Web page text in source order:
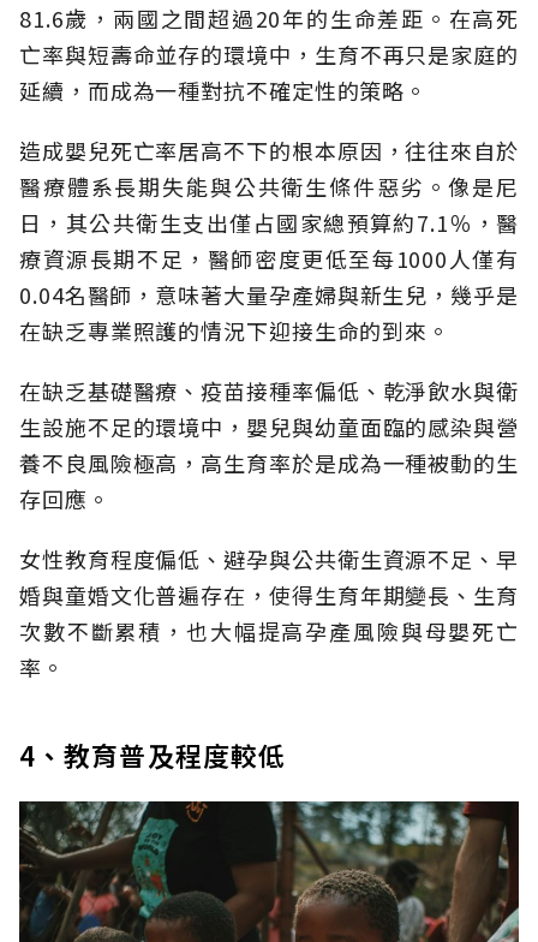
81.6歲，兩國之間超過20年的生命差距。在高死
亡率與短壽命並存的環境中，生育不再只是家庭的
延續，而成為一種對抗不確定性的策略。
造成嬰兒死亡率居高不下的根本原因，往往來自於
醫療體系長期失能與公共衛生條件惡劣。像是尼
日，其公共衛生支出僅占國家總預算約7.1％，醫
療資源長期不足，醫師密度更低至每1000人僅有
0.04名醫師，意味著大量孕產婦與新生兒，幾乎是
在缺乏專業照護的情況下迎接生命的到來。
在缺乏基礎醫療、疫苗接種率偏低、乾淨飲水與衛
生設施不足的環境中，嬰兒與幼童面臨的感染與營
養不良風險極高，高生育率於是成為一種被動的生
存回應。
女性教育程度偏低、避孕與公共衛生資源不足、早
婚與童婚文化普遍存在，使得生育年期變長、生育
次數不斷累積，也大幅提高孕產風險與母嬰死亡
率。
4、教育普及程度較低